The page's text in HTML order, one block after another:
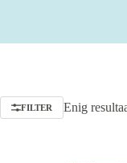
FILTER Enig